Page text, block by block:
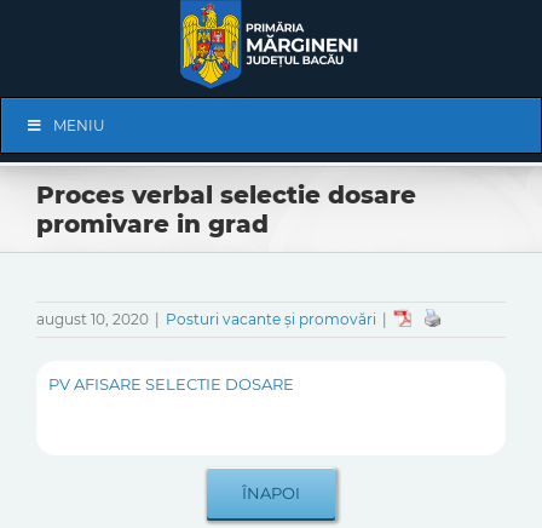
Navigation
MENIU
Proces verbal selectie dosare
promivare in grad
august 10, 2020 Posturi vacante și promovări
PV AFISARE SELECTIE DOSARE